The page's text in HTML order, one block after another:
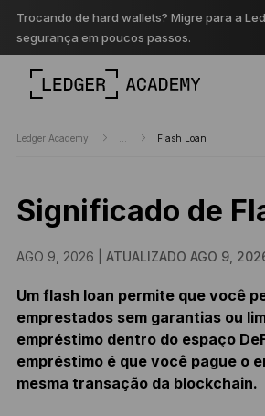
Trocando de hard wallets? Migre para a
segurança em poucos passos.
Ledger Academy Flash Loan
Significado de
AGO 9, 2026 | ATUALIZADO AGO 9,
Um flash loan permite que você
emprestados sem garantias ou
empréstimo dentro do espaço
empréstimo é que você pague o
mesma transação da blockchain.